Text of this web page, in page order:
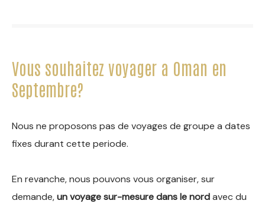
Vous souhaitez voyager a Oman en
Septembre?
Nous ne proposons pas de voyages de groupe a dates
fixes durant cette periode.
En revanche, nous pouvons vous organiser, sur
demande,un voyage sur-mesure dans le nordavec du